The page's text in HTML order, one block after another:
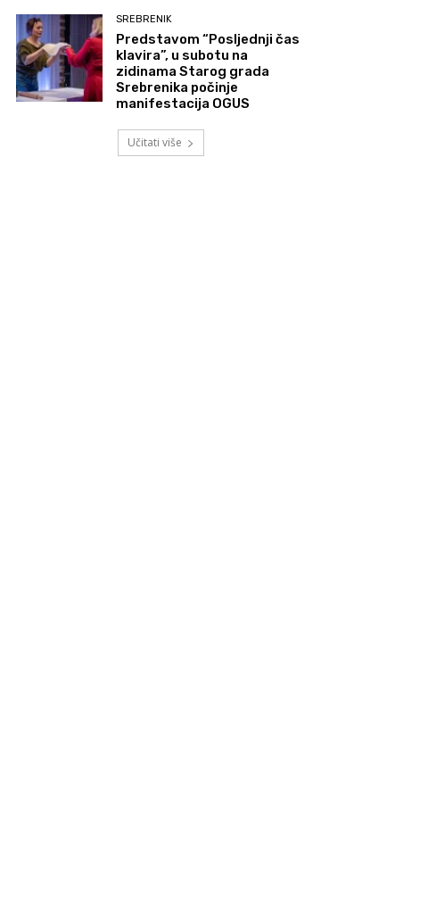
SREBRENIK
Predstavom “Posljednji čas
klavira”, u subotu na
zidinama Starog grada
Srebrenika počinje
manifestacija OGUS
Učitati više